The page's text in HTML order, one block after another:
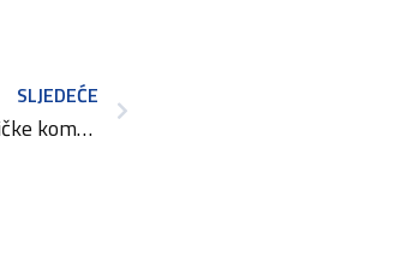
SLJEDEĆE
Natječaj za radno mjesto tajnika Obrtničke komore PGŽ